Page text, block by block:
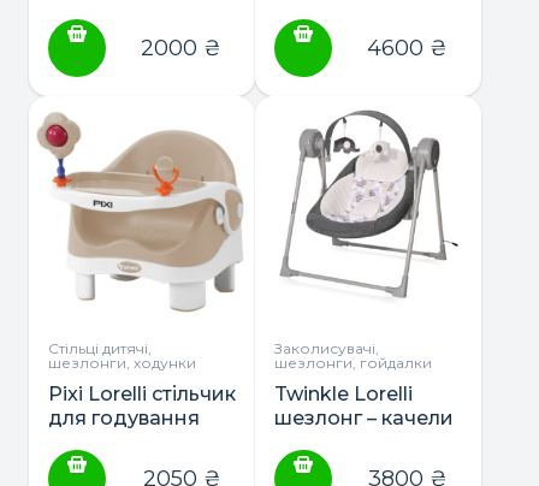
2000 ₴ 4600 ₴
Стільці дитячі,
шезлонги, ходунки
Pixi Lorelli стільчик
для годування
2050 ₴
Заколисувачі,
шезлонги, гойдалки
Twinkle Lorelli
шезлонг – качели
3800 ₴